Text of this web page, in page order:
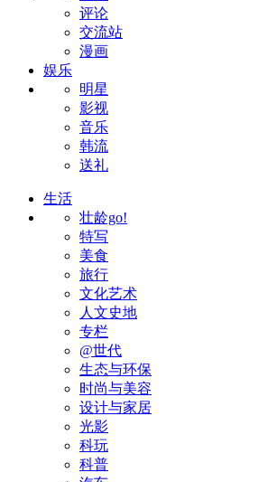
评论
交流站
漫画
娱乐
明星
影视
音乐
韩流
送礼
生活
壮龄go!
特写
美食
旅行
文化艺术
人文史地
专栏
@世代
生态与环保
时尚与美容
设计与家居
光影
科玩
科普